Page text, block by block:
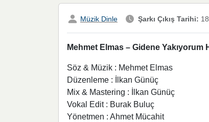
Müzik Dinle Şarkı Çıkış Tarihi:
Mehmet Elmas – Gidene Yakıyorum
Söz & Müzik : Mehmet Elmas
Düzenleme : İlkan Günüç
Mix & Mastering : İlkan Günüç
Vokal Edit : Burak Buluç
Yönetmen : Ahmet Mücahit